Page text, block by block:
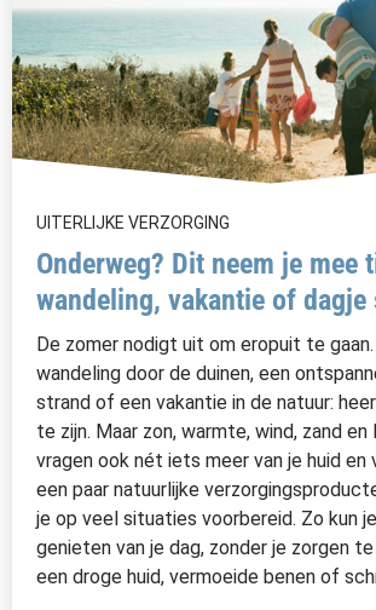
UITERLIJKE VERZORGING
Onderweg? Dit neem je mee
wandeling, vakantie of dagje
De zomer nodigt uit om eropuit te gaan.
wandeling door de duinen, een
strand of een vakantie in de natuur:
te zijn. Maar zon, warmte, wind, zand en
vragen ook nét iets meer van je huid
een paar natuurlijke
je op veel situaties voorbereid. Zo kun
genieten van je dag, zonder je zorgen
een droge huid, vermoeide benen of